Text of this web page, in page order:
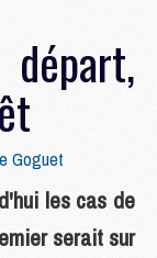
Goguet
les cas de
serait sur